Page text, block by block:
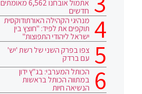
אתמול אובחנו 6,562 מאומתים
חדשים
מנהיגי הקהילה האורתודוקסית
תוקפים את לפיד: "חוצץ בין
ישראל ליהודי התפוצות"
צפו בפרק השני של רשת 'יש'
עם ברדק
הכותל המערבי: בג"ץ ידון
במתווה הכותל בראשות
הנשיאה חיות